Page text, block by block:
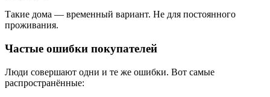
Такие дома — временный вариант. Не для постоянного
проживания.
Частые ошибки покупателей
Люди совершают одни и те же ошибки. Вот самые
распространённые: